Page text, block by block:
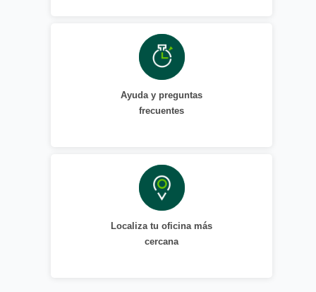
Ayuda y preguntas
frecuentes
Localiza tu oficina más
cercana